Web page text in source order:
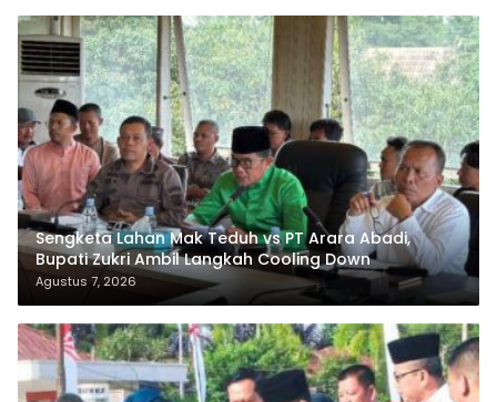
Sengketa Lahan Mak Teduh vs PT Arara Abadi,
Bupati Zukri Ambil Langkah Cooling Down
Agustus 7, 2026